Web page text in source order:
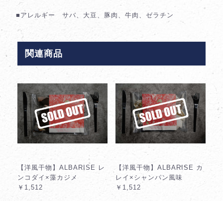
■アレルギー サバ、大豆、豚肉、牛肉、ゼラチン
関連商品
【洋風干物】ALBARISE レ
ンコダイ×藻カジメ
￥1,512
【洋風干物】ALBARISE カ
レイ×シャンパン風味
￥1,512